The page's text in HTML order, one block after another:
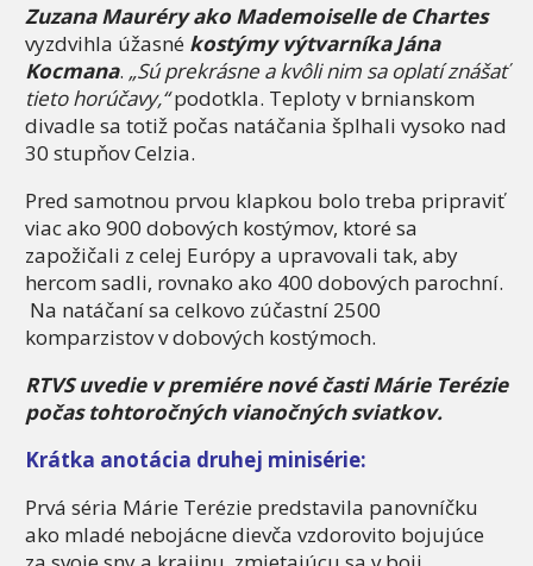
Zuzana Mauréry ako Mademoiselle de Chartes
vyzdvihla úžasné kostýmy výtvarníka Jána
Kocmana. „Sú prekrásne a kvôli nim sa oplatí znášať
tieto horúčavy,“podotkla. Teploty v brnianskom
divadle sa totiž počas natáčania šplhali vysoko nad
30 stupňov Celzia.
Pred samotnou prvou klapkou bolo treba pripraviť
viac ako 900 dobových kostýmov, ktoré sa
zapožičali z celej Európy a upravovali tak, aby
hercom sadli, rovnako ako 400 dobových parochní.
Na natáčaní sa celkovo zúčastní 2500
komparzistov v dobových kostýmoch.
RTVS uvedie v premiére nové časti Márie Terézie
počas tohtoročných vianočných sviatkov.
Krátka anotácia druhej minisérie:
Prvá séria Márie Terézie predstavila panovníčku
ako mladé nebojácne dievča vzdorovito bojujúce